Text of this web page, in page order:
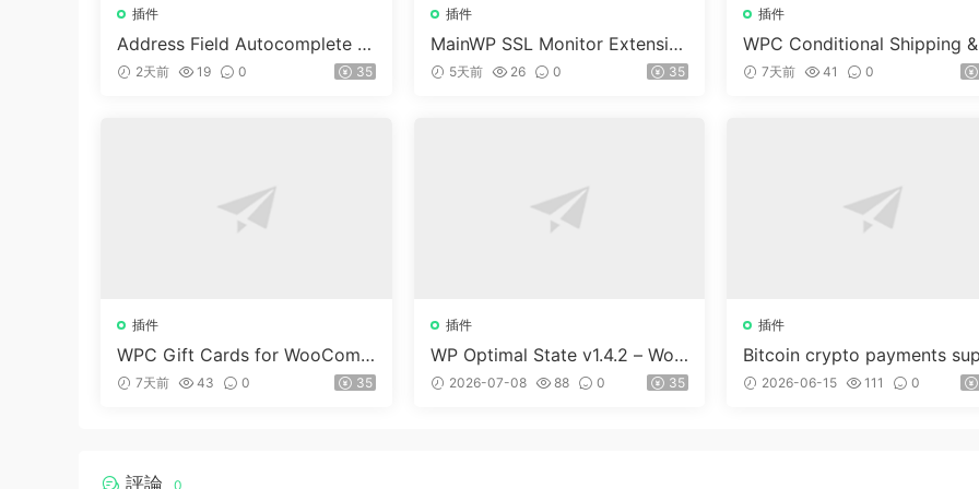
插件
Address Field Autocomplete F
or WooCommerce v1.3.2
2天前 19 0 35
插件
MainWP SSL Monitor Extensio
n v5.2
5天前 26 0 35
插件
WPC Conditional Shipping
ayments (Premium) v1.0.2
7天前 41 0
插件
WPC Gift Cards for WooCom
merce (Premium) v1.0.2
7天前 43 0 35
插件
WP Optimal State v1.4.2 – Wor
dPress 優化、清理和安全套件
2026-07-08 88 0 35
插件
Bitcoin crypto payments
ort for CryptoPay v1.4.3
2026-06-15 111 0
評論 0